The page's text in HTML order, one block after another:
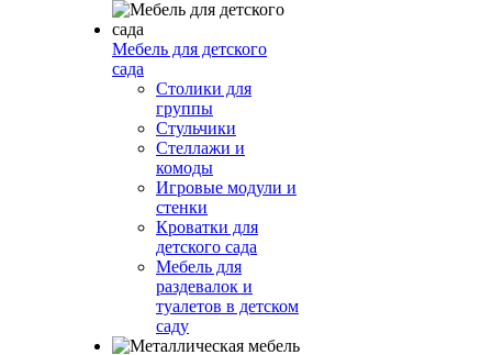
Мебель для детского
сада
Столики для
группы
Стульчики
Стеллажи и
комоды
Игровые модули и
стенки
Кроватки для
детского сада
Мебель для
раздевалок и
туалетов в детском
саду